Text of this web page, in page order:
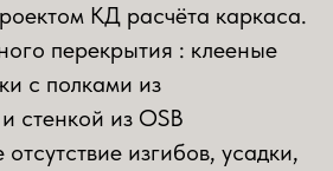
КД расчёта каркаса.
перекрытия : клееные
с полками из
стенкой из OSB
изгибов, усадки,